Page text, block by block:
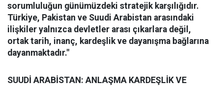
sorumluluğun günümüzdeki stratejik karşılığıdır.
Türkiye, Pakistan ve Suudi Arabistan arasındaki
ilişkiler yalnızca devletler arası çıkarlara değil,
ortak tarih, inanç, kardeşlik ve dayanışma bağlarına
dayanmaktadır."
SUUDİ ARABİSTAN: ANLAŞMA KARDEŞLİK VE